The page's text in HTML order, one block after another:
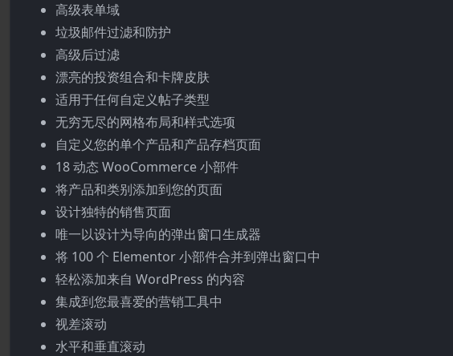
高级表单域
垃圾邮件过滤和防护
高级后过滤
漂亮的投资组合和卡牌皮肤
适用于任何自定义帖子类型
无穷无尽的网格布局和样式选项
自定义您的单个产品和产品存档页面
18 动态 WooCommerce 小部件
将产品和类别添加到您的页面
设计独特的销售页面
唯一以设计为导向的弹出窗口生成器
将 100 个 Elementor 小部件合并到弹出窗口中
轻松添加来自 WordPress 的内容
集成到您最喜爱的营销工具中
视差滚动
水平和垂直滚动